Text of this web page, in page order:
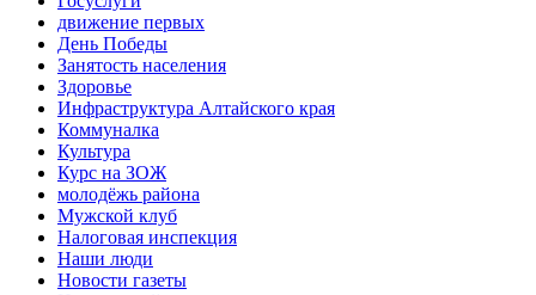
движение первых
День Победы
Занятость населения
Здоровье
Инфраструктура Алтайского края
Коммуналка
Культура
Курс на ЗОЖ
молодёжь района
Мужской клуб
Налоговая инспекция
Наши люди
Новости газеты